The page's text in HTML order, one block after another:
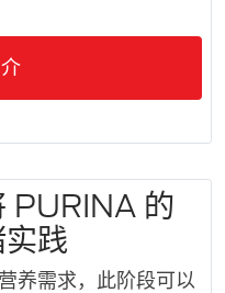
PURINA 的
践
养需求，此阶段可以